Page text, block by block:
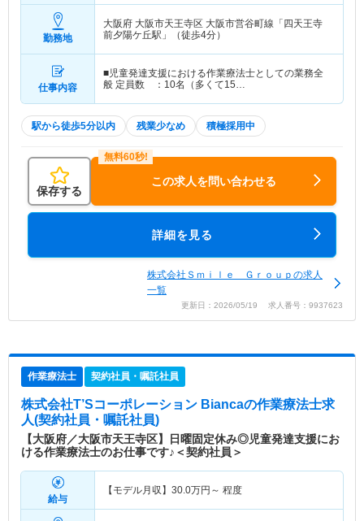
勤務地
大阪府 大阪市天王寺区 大阪市営谷町線「四天王寺
前夕陽ケ丘駅」（徒歩4分）
仕事内容
■児童発達支援における作業療法士としての業務全
般 定員数 ：10名（多くて15…
駅から徒歩5分以内 残業少なめ 積極採用中
保存する
この求人を問い合わせる
詳細を見る
株式会社Ｓｍｉｌｅ Ｇｒｏｕｐの求人
一覧
更新日：2026/05/19 求人番号：9937623
作業療法士 契約社員・嘱託社員
株式会社T’Sコーポレーション Biancaの作業療法士求
人(契約社員・嘱託社員)
【大阪府／大阪市天王寺区】日曜固定休み◎児童発達支援にお
ける作業療法士のお仕事です♪＜契約社員＞
給与
【モデル月収】 30.0万円～ 程度